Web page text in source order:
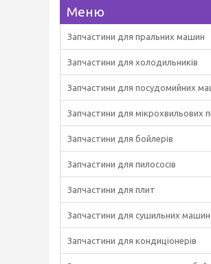
Запчастини для пральних машин
Запчастини для холодильників
Запчастини для посудомийних
Запчастини для мікрохвильових
Запчастини для бойлерів
Запчастини для пилососів
Запчастини для плит
Запчастини для сушильних машин
Запчастини для кондиціонерів